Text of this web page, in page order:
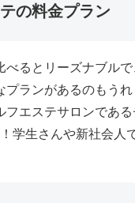
の料金プラン
べるとリーズナブル
プランがあるのもう
フエステサロンであ
学生さんや新社会人